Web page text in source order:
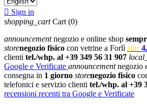
 Sign in
shopping_cart Cart (0)
announcementnegozio e online shop
storenegozio fisico con vetrine a Forlì star
clienti tel./whp. al +39 349 56 31 907
Google e Verificate announcementnegozio
consegna in 1 giorno storenegozio fisico
telefonici e servizio clienti tel./whp. al +39
recensioni recenti tra Google e Verificate